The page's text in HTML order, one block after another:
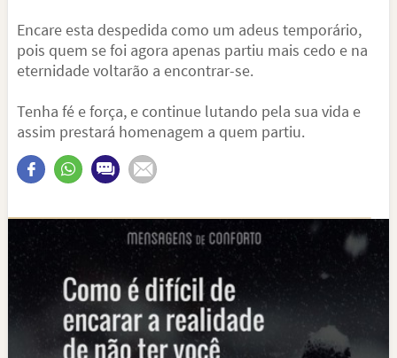
Encare esta despedida como um adeus temporário,
pois quem se foi agora apenas partiu mais cedo e na
eternidade voltarão a encontrar-se.
Tenha fé e força, e continue lutando pela sua vida e
assim prestará homenagem a quem partiu.